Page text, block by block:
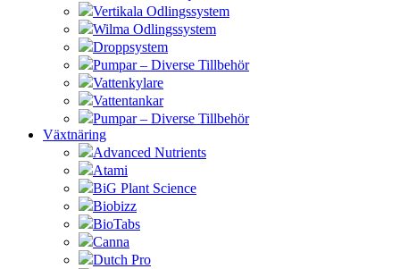
Vertikala Odlingssystem
Wilma Odlingssystem
Droppsystem
Pumpar – Diverse Tillbehör
Vattenkylare
Vattentankar
Pumpar – Diverse Tillbehör
Växtnäring
Advanced Nutrients
Atami
BiG Plant Science
Biobizz
BioTabs
Canna
Dutch Pro